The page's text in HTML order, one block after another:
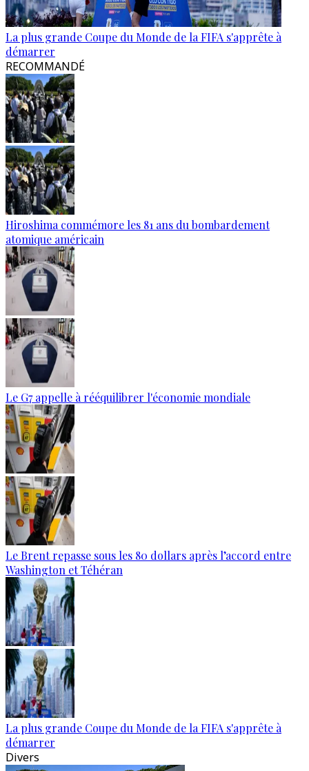
La plus grande Coupe du Monde de la FIFA s'apprête à
démarrer
RECOMMANDÉ
Hiroshima commémore les 81 ans du bombardement
atomique américain
Le G7 appelle à rééquilibrer l'économie mondiale
Le Brent repasse sous les 80 dollars après l’accord entre
Washington et Téhéran
La plus grande Coupe du Monde de la FIFA s'apprête à
démarrer
Divers